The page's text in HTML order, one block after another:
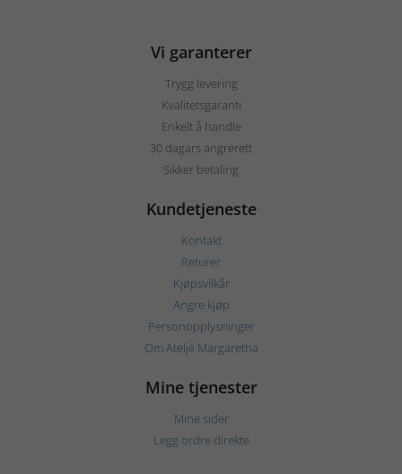
Vi garanterer
Trygg levering
Kvalitetsgaranti
Enkelt å handle
30 dagars angrerett
Sikker betaling
Kundetjeneste
Kontakt
Returer
Kjøpsvilkår
Angre kjøp
Personopplysninger
Om Ateljé Margaretha
Mine tjenester
Mine sider
Legg ordre direkte